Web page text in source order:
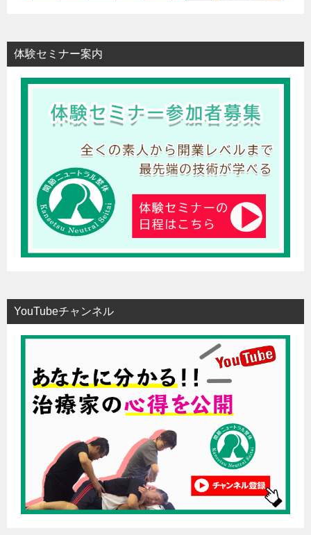
体験セミナー案内
YouTubeチャンネル